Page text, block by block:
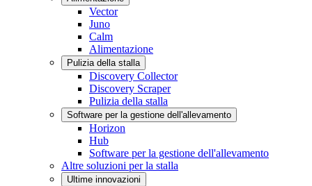
Vector
Juno
Calm
Alimentazione
Pulizia della stalla
Discovery Collector
Discovery Scraper
Pulizia della stalla
Software per la gestione dell'allevamento
Horizon
Hub
Software per la gestione dell'allevamento
Altre soluzioni per la stalla
Ultime innovazioni